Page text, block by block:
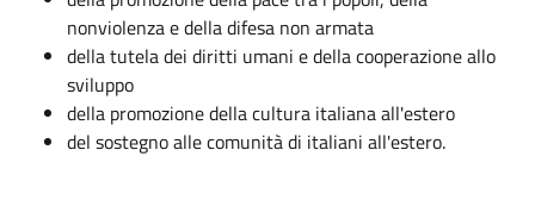
nonviolenza e della difesa non armata
della tutela dei diritti umani e della cooperazione allo
sviluppo
della promozione della cultura italiana all'estero
del sostegno alle comunità di italiani all'estero.